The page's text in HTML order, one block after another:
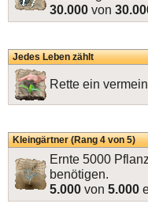
30.000 von
Jedes Leben zählt
Rette ein
Kleingärtner (Rang 4 von 5)
Ernte 5000
benötigen.
5.000 von 5.000